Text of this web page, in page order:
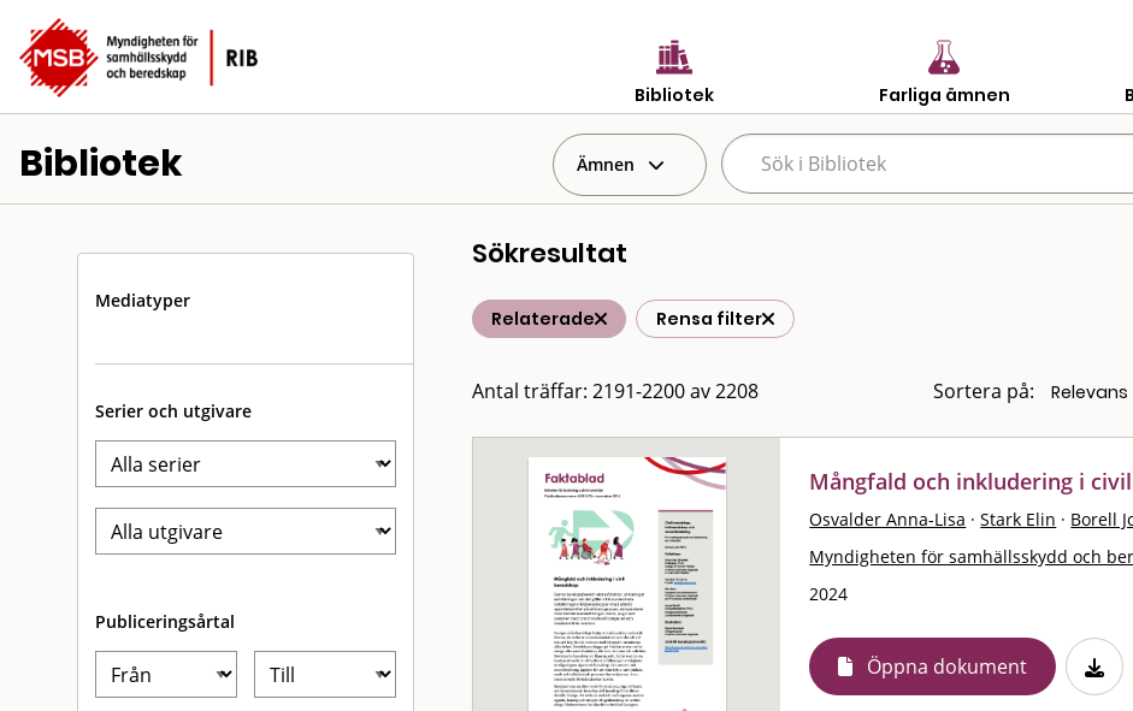
Bibliotek Farliga ämnen
Bibliotek Ämnen
Mediatyper
Serier och utgivare
Publiceringsårtal
Sökresultat
Relaterade Rensa filter
Antal träffar: 2191-2200 av 2208 Sortera på:
Mångfald och inkludering i
Osvalder Anna-Lisa · Stark Elin · Borell
Myndigheten för samhällsskydd och
2024
Öppna dokument